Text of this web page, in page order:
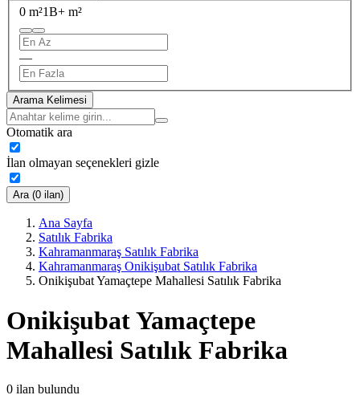
0 m²1B+ m²
—
Arama Kelimesi
Otomatik ara
İlan olmayan seçenekleri gizle
Ara (0 ilan)
Ana Sayfa
Satılık Fabrika
Kahramanmaraş Satılık Fabrika
Kahramanmaraş Onikişubat Satılık Fabrika
Onikişubat Yamaçtepe Mahallesi Satılık Fabrika
Onikişubat Yamaçtepe
Mahallesi Satılık Fabrika
0 ilan bulundu